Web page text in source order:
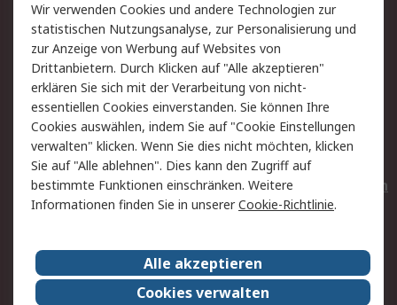
Rücksendungen
Kontakt
Hilfe
Privatkunden
Rechtliches
AGB
Datenschutz
Cookie-Richtlinie
Zahlungsbedingungen
Copyright/Impressum
Entsorgung
Elektrogeräte/Batterien
RS weltweit
Karriere bei RS
Nachhaltigkeit
Wir verwenden Cookies und andere Technologien zur
statistischen Nutzungsanalyse, zur Personalisierung und
zur Anzeige von Werbung auf Websites von
Drittanbietern. Durch Klicken auf "Alle akzeptieren"
erklären Sie sich mit der Verarbeitung von nicht-
essentiellen Cookies einverstanden. Sie können Ihre
Cookies auswählen, indem Sie auf "Cookie Einstellungen
verwalten" klicken. Wenn Sie dies nicht möchten, klicken
Sie auf "Alle ablehnen". Dies kann den Zugriff auf
bestimmte Funktionen einschränken. Weitere
Informationen finden Sie in unsererCookie-Richtlinie.
Alle akzeptieren
Cookies verwalten